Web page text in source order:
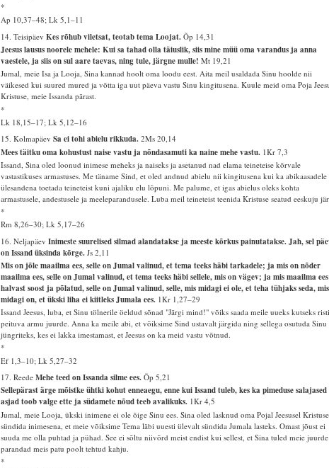
*
Ap 10,37–48; Lk 5,1–11
14. TeisipäevKes rõhub viletsat, teotab tema Loojat.Õp 14,31
Jeesus lausus noorele mehele: Kui sa tahad olla täiuslik, siis mine müü oma varandus ja anna
vaestele, ja siis on sul aare taevas, ning tule, järgne mulle!Mt 19,21
Jumal, meie Isa ja Looja, Sina kannad hoolt oma loodu eest. Aita meil usaldada Sinu hoolde nii
väikesed kui suured mured ja võtta iga uut päeva vastu Sinu kingitusena. Kuule meid oma Poja
Kristuse, meie Issanda pärast.
*
Lk 18,15–17; Lk 5,12–16
15. KolmapäevSa ei tohi abielu rikkuda.2Ms 20,14
Mees täitku oma kohustust naise vastu ja nõndasamuti ka naine mehe vastu. 1Kr 7,3
Issand, Sina oled loonud inimese meheks ja naiseks ja asetanud nad elama teineteise kõrvale
vastastikuses armastuses. Me täname Sind, et oled andnud abielu nii kingitusena kui ka abikaasadele
ülesandena toetada teineteist kuni ajaliku elu lõpuni. Me palume, et igas abielus oleks kohta
armastusele, andestusele ja meeleparandusele. Luba meil teineteist teenida Kristuse seatud eeskuju
*
Rm 8,26–30; Lk 5,17–26
16. NeljapäevInimeste suurelised silmad alandatakse ja meeste kõrkus painutatakse. Jah, sel
on Issand üksinda kõrge.Js 2,11
Mis on jõle maailma ees, selle on Jumal valinud, et tema teeks häbi tarkadele; ja mis on nõder
maailma ees, selle on Jumal valinud, et tema teeks häbi sellele, mis on vägev; ja mis maailma
halvast soost ja põlatud, selle on Jumal valinud, selle, mis midagi ei ole, et teha tühjaks seda, mis
midagi on, et ükski liha ei kiitleks Jumala ees. 1Kr 1,27–29
Issand Jeesus, luba, et Sinu tölnerile öeldud sõnad "Järgi mind!" võiks saada meile uueks kutseks
peituva armu juurde. Anna ka meile abi, et võiksime Sind ustavalt järgida ning sellega osutuda Sinu
jüngriteks, kes ei lakka imestamast, et Jeesus on ka meid vastu võtnud.
*
Ef 1,3–10; Lk 5,27–32
17. ReedeMehe teed on Issanda silme ees.Õp 5,21
Sellepärast ärge mõistke ühtki kohut enneaegu, enne kui Issand tuleb, kes ka pimeduse salajased
asjad toob valge ette ja südamete nõud teeb avalikuks. 1Kr 4,5
Jumal, meie Looja, ükski inimene ei ole õige Sinu ees. Sina oled lasknud oma Pojal Jeesusel
sündida inimesena, et meie võiksime Tema läbi uuesti ülevalt sündida Jumala lasteks. Omast jõust ei
suuda me olla puhtad ja pühad. See ei sõltu niivõrd meist endist kui sellest, et Sina tuled meie
parandad meis patu poolt tehtud kahju.
*